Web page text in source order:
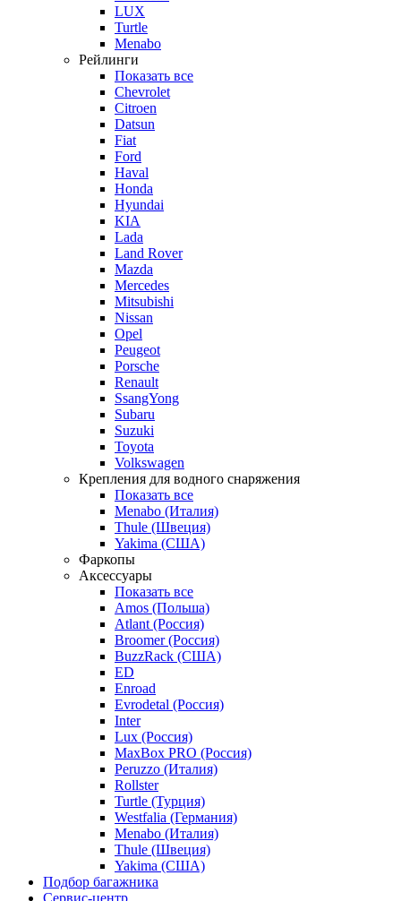
LUX
Turtle
Menabo
Рейлинги
Показать все
Chevrolet
Citroen
Datsun
Fiat
Ford
Haval
Honda
Hyundai
KIA
Lada
Land Rover
Mazda
Mercedes
Mitsubishi
Nissan
Opel
Peugeot
Porsche
Renault
SsangYong
Subaru
Suzuki
Toyota
Volkswagen
Крепления для водного снаряжения
Показать все
Menabo (Италия)
Thule (Швеция)
Yakima (США)
Фаркопы
Аксессуары
Показать все
Amos (Польша)
Atlant (Россия)
Broomer (Россия)
BuzzRack (США)
ED
Enroad
Evrodetal (Россия)
Inter
Lux (Россия)
MaxBox PRO (Россия)
Peruzzo (Италия)
Rollster
Turtle (Турция)
Westfalia (Германия)
Menabo (Италия)
Thule (Швеция)
Yakima (США)
Подбор багажника
Сервис-центр